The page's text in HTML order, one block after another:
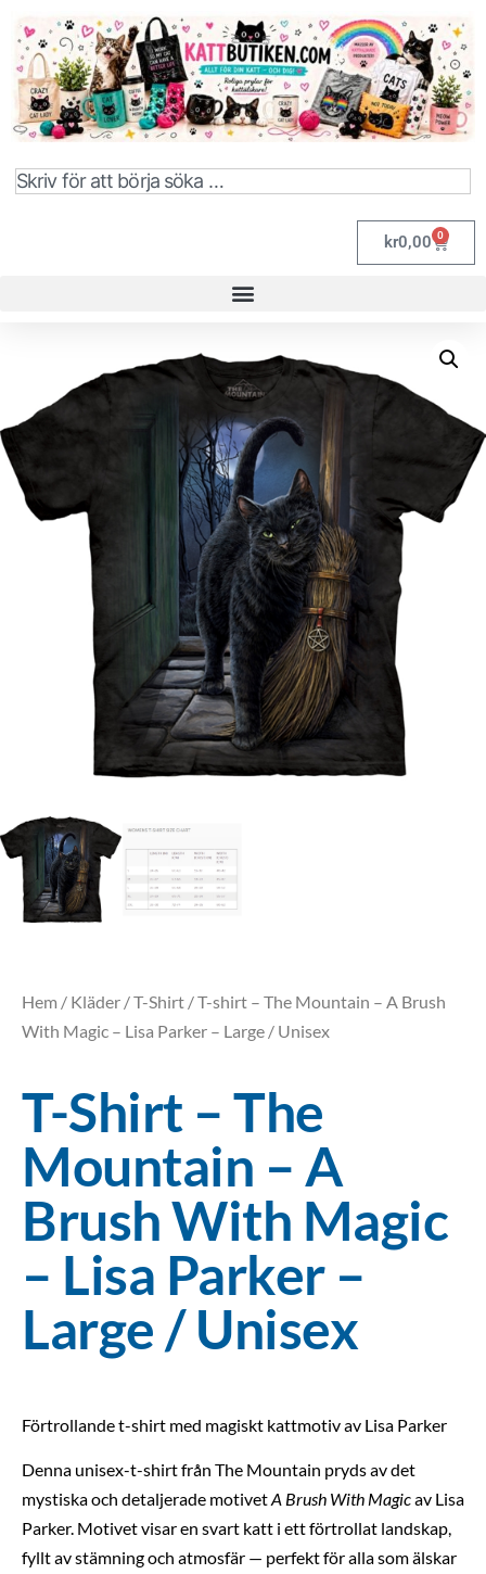
kr0,00 0
Hem / Kläder /T-Shirt / T-shirt – The Mountain – A Brush
With Magic – Lisa Parker – Large / Unisex
T-Shirt – The
Mountain – A
Brush With Magic
– Lisa Parker –
Large / Unisex
Förtrollande t-shirt med magiskt kattmotiv av Lisa Parker
Denna unisex-t-shirt från The Mountain pryds av det
mystiska och detaljerade motivetA Brush With Magicav Lisa
Parker. Motivet visar en svart katt i ett förtrollat landskap,
fyllt av stämning och atmosfär — perfekt för alla som älskar